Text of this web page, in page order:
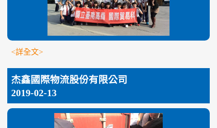
<詳全文>
杰鑫國際物流股份有限公司
2019-02-13